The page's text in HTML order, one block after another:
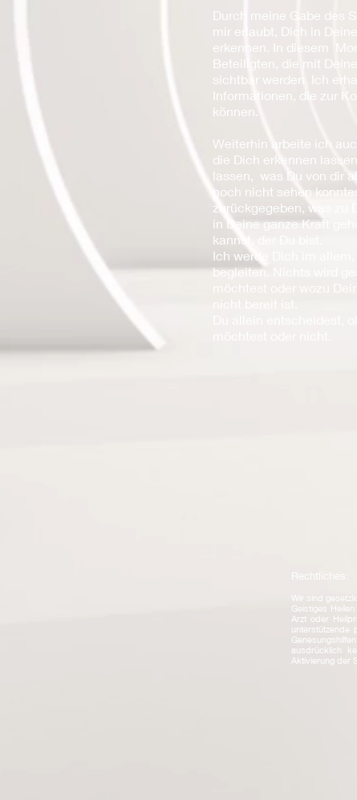
Durch meine Gabe des
mir erlaubt, Dich in
erkennen. In diesem
Beteiligten, die mit
sichtbar werden. Ich
Informationen, die zur
können.
Weiterhin arbeite ich
die Dich erkennen
lassen, was Du von dir
noch nicht sehen
zurückgegeben, was zu
in Deine ganze Kraft
kannst, der Du bist.
Ich werde Dich im allem,
begleiten. Nichts wird
Rechtliches:
Wir sind
Geistiges
Arzt oder
unterstützende
ausdrücklich
Aktivierung der